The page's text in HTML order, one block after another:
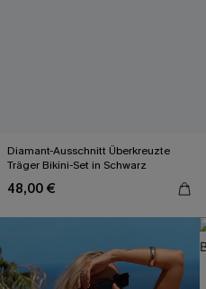
Diamant-Ausschnitt Überkreuzte
Träger Bikini-Set in Schwarz
48,00 €